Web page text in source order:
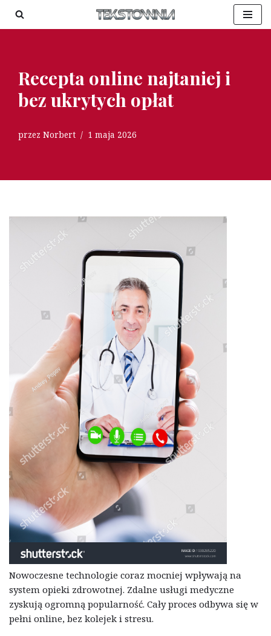
Przejdź
Recepta online najtaniej i
bez ukrytych opłat
przez Norbert 1 maja 2026
Nowoczesne technologie coraz mocniej wpływają na
system opieki zdrowotnej. Zdalne usługi medyczne
zyskują ogromną popularność. Cały proces odbywa się w
pełni online, bez kolejek i stresu.